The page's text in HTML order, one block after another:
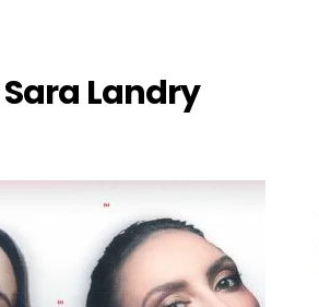
Sara Landry